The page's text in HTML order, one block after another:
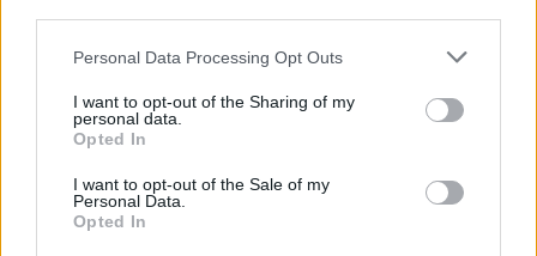
Personal Data Processing Opt Outs
I want to opt-out of the Sharing of my
personal data.
Opted In
I want to opt-out of the Sale of my
Personal Data.
Opted In
ΔΙΕΘΝΗ 11.08.2025 17:21
PARAPOLITIKA NEWSROOM
Τουρκία: Νέες εστίες φωτιάς στο
Τσανάκαλε - Έκλεισε το αεροδρόμιο
Αποδέχομαι τους
και την πολιτική απορρήτου